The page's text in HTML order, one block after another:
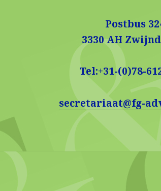
Postbus
3330 AH
Tel:+31-(0)78-
secretariaat@fg-